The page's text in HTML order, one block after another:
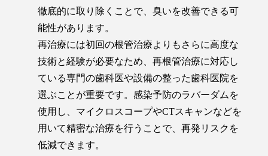
徹底的に取り除くことで、臭いを改善できる可
能性があります。
再治療には初回の根管治療よりもさらに高度な
技術と経験が必要なため、再根管治療に対応し
ている専門の歯科医や設備の整った歯科医院を
選ぶことが重要です。感染予防のラバーダムを
使用し、マイクロスコープやCTスキャンなどを
用いて精密な治療を行うことで、再発リスクを
低減できます。